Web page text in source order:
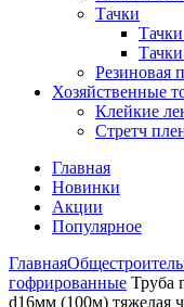
Тачки
Резиновая
Хозяйственные
Клейкие
Стретч
Главная
Новинки
Акции
Популярное
Главная
гофрированные Труба
d16мм (100м) тяжелая